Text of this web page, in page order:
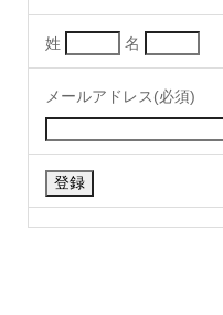
姓 名
メールアドレス(必須)